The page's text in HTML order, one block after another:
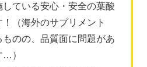
ている安心・安全の葉酸
（海外のサプリメント
のの、品質面に問題があ
…）